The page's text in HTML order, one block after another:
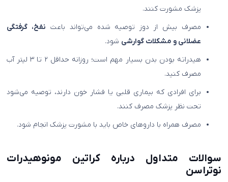
پزشک مشورت کنند.
مصرف بیش از دوز توصیه شده می‌تواند باعث نفخ، گرفتگی
عضلانی و مشکلات گوارشی شود.
هیدراته بودن بدن بسیار مهم است؛ روزانه حداقل ۲ تا ۳ لیتر آب
مصرف کنید.
برای افرادی که بیماری قلبی یا فشار خون دارند، توصیه می‌شود
تحت نظر پزشک مصرف کنند.
مصرف همراه با داروهای خاص باید با مشورت پزشک انجام شود.
سوالات متداول درباره کراتین مونوهیدرات
نوتراسن